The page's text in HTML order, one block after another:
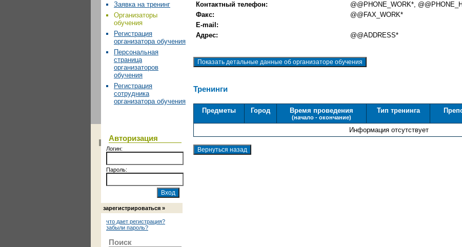
Заявка на тренинг
Организаторы
обучения
Регистрация
организатора обучения
Персональная
страница
организаторов
обучения
Регистрация
сотрудника
организатора обучения
Авторизация
Логин:
Пароль:
зарегистрироваться »
что дает регистрация?
забыли пароль?
Поиск
Контактный телефон:
@@PHONE_WORK*,
Факс:
@@FAX_WORK*
E-mail:
Адрес:
@@ADDRESS*
Тренинги
Предметы Город Время проведения
(начало - окончание)
Тип тренинга
Информация отсутствует